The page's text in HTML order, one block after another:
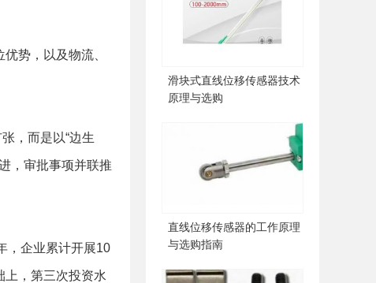
势，以及物流、
，而是以“边生
，审批事项并联推
，企业累计开展10
上，第三次投资水
滑块式直线位移传感器技术
原理与选购
直线位移传感器的工作原理
与选购指南